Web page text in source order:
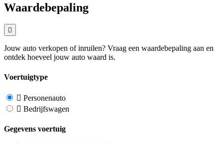
Waardebepaling
Jouw auto verkopen of inruilen? Vraag een waardebepaling aan en
ontdek hoeveel jouw auto waard is.
Voertuigtype
Personenauto
Bedrijfswagen
Gegevens voertuig